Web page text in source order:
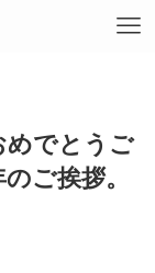
めでとうご
ご挨拶。